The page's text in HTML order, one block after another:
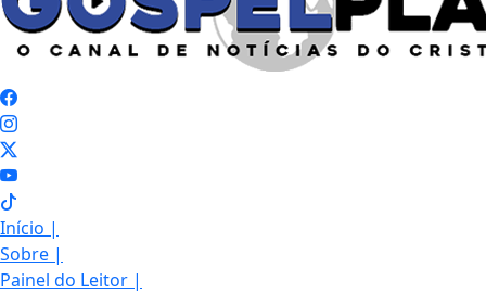
Início |
Sobre |
Painel do Leitor |